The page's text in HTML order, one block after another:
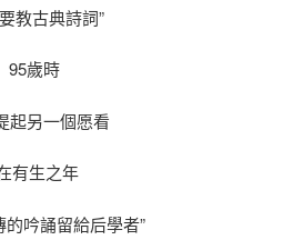
教古典詩詞”
95歲時
起另一個愿看
有生之年
吟誦留給后學者”